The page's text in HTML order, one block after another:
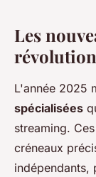
Les
L'année 2025
spécialisées
streaming.
créneaux
indépendants,